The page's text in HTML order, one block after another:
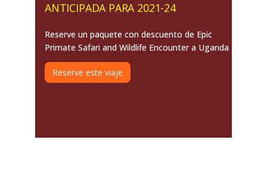
ANTICIPADA PARA 2021-24
Reserve un paquete con descuento de Epic
Primate Safari and Wildlife Encounter a Uganda
Reserve este viaje